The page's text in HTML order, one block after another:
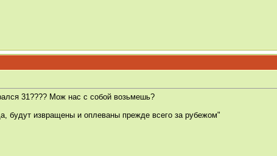
31???? Мож нас с собой возьмешь?
будут извращены и оплеваны прежде всего за рубежом"